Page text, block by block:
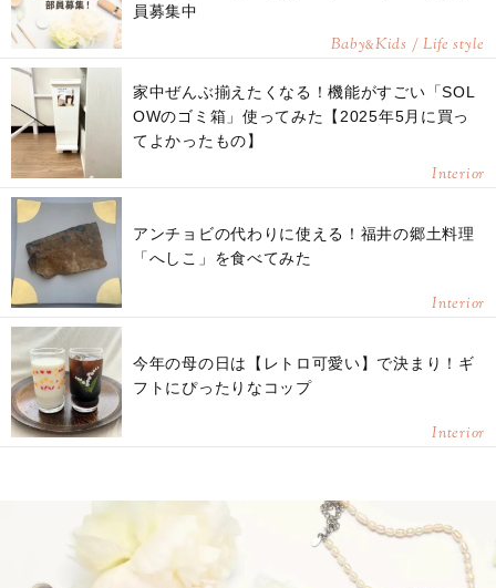
員募集中
Baby&Kids / Life style
家中ぜんぶ揃えたくなる！機能がすごい「SOL
OWのゴミ箱」使ってみた【2025年5月に買っ
てよかったもの】
Interior
アンチョビの代わりに使える！福井の郷土料理
「へしこ」を食べてみた
Interior
今年の母の日は【レトロ可愛い】で決まり！ギ
フトにぴったりなコップ
Interior